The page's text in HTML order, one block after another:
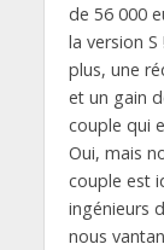
de 56 000
la version S
plus, une
et un gain
couple qui
Oui, mais
couple est
ingénieurs
nous